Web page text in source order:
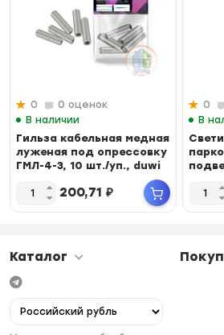
0
0 оценок
В наличии
Гильза кабельная медная
луженая под опрессовку
ГМЛ-4-3, 10 шт./уп., duwi
200,71 ₽
0
В
Каталог